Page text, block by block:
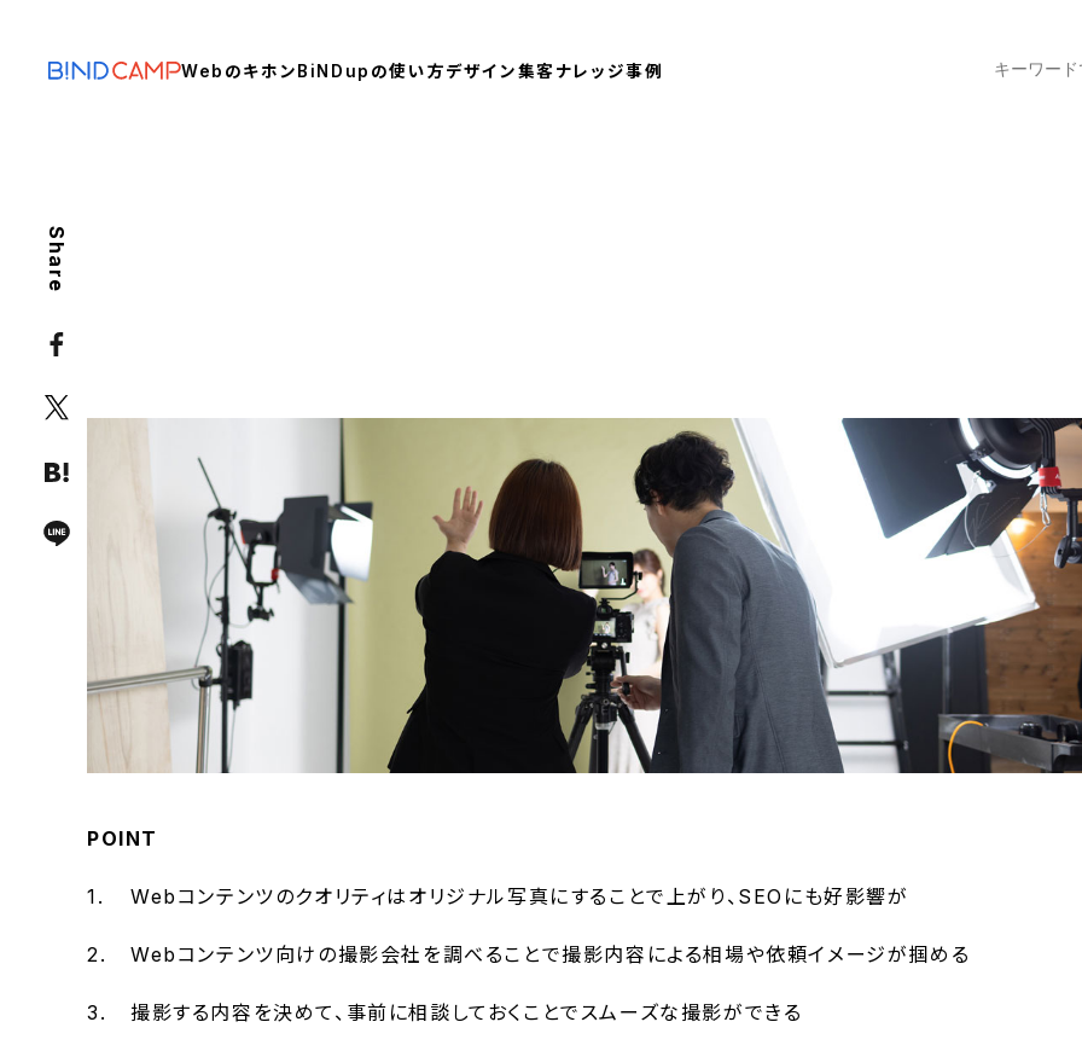
Webのキホン BiNDupの使い方デザイン集客ナレッジ事例
POINT
Webコンテンツのクオリティはオリジナル写真にすることで上がり、SEOにも好影響が
Webコンテンツ向けの撮影会社を調べることで撮影内容による相場や依頼イメージが掴める
撮影する内容を決めて、事前に相談しておくことでスムーズな撮影ができる
Share